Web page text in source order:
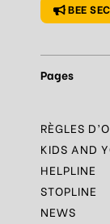
BEE
Pages
RÈGLES
KIDS AND
HELPLINE
STOPLINE
NEWS